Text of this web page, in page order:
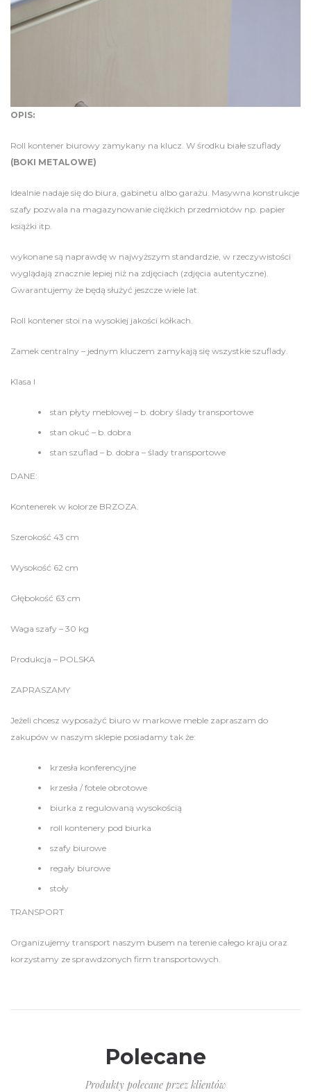
OPIS:
Roll kontener biurowy zamykany na klucz. W środku białe szuflady
(BOKI METALOWE)
Idealnie nadaje się do biura, gabinetu albo garażu. Masywna konstrukcje
szafy pozwala na magazynowanie ciężkich przedmiotów np. papier
książki itp.
wykonane są naprawdę w najwyższym standardzie, w rzeczywistości
wyglądają znacznie lepiej niż na zdjęciach (zdjęcia autentyczne).
Gwarantujemy że będą służyć jeszcze wiele lat.
Roll kontener stoi na wysokiej jakości kółkach.
Zamek centralny – jednym kluczem zamykają się wszystkie szuflady.
Klasa I
stan płyty meblowej – b. dobry ślady transportowe
stan okuć – b. dobra
stan szuflad – b. dobra – ślady transportowe
DANE:
Kontenerek w kolorze BRZOZA.
Szerokość 43 cm
Wysokość 62 cm
Głębokość 63 cm
Waga szafy – 30 kg
Produkcja – POLSKA
ZAPRASZAMY
Jeżeli chcesz wyposażyć biuro w markowe meble zapraszam do
zakupów w naszym sklepie posiadamy tak że:
krzesła konferencyjne
krzesła / fotele obrotowe
biurka z regulowaną wysokością
roll kontenery pod biurka
szafy biurowe
regały biurowe
stoły
TRANSPORT
Organizujemy transport naszym busem na terenie całego kraju oraz
korzystamy ze sprawdzonych firm transportowych.
Polecane
Produkty polecane przez klientów